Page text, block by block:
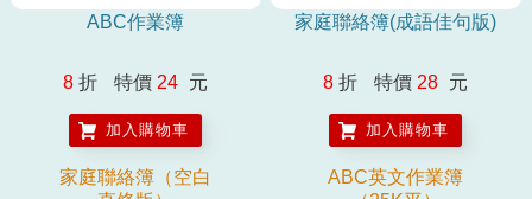
ABC作業簿
8 折 特價 24 元
加入購物車
家庭聯絡簿(成語佳句版)
8 折 特價 28 元
加入購物車
家庭聯絡簿（空白
ABC英文作業簿